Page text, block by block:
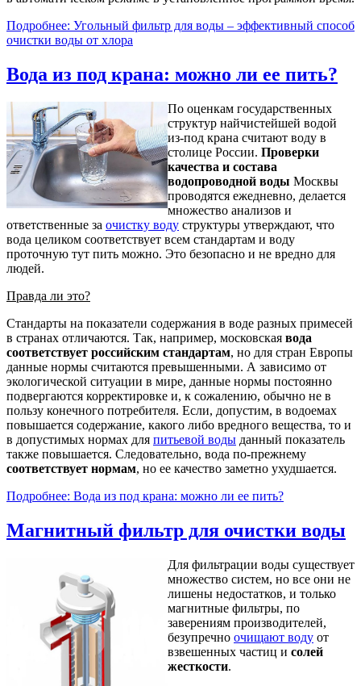
Подробнее: Угольный фильтр для воды – эффективный способ
очистки воды от хлора
Вода из под крана: можно ли ее пить?
По оценкам государственных
структур найчистейшей водой
из-под крана считают воду в
столице России. Проверки
качества и состава
водопроводной воды Москвы
проводятся ежедневно, делается
множество анализов и
ответственные за очистку воду структуры утверждают, что
вода целиком соответствует всем стандартам и воду
проточную тут пить можно. Это безопасно и не вредно для
людей.
Правда ли это?
Стандарты на показатели содержания в воде разных примесей
в странах отличаются. Так, например, московская вода
соответствует российским стандартам, но для стран Европы
данные нормы считаются превышенными. А зависимо от
экологической ситуации в мире, данные нормы постоянно
подвергаются корректировке и, к сожалению, обычно не в
пользу конечного потребителя. Если, допустим, в водоемах
повышается содержание, какого либо вредного вещества, то и
в допустимых нормах для питьевой воды данный показатель
также повышается. Следовательно, вода по-прежнему
соответствует нормам, но ее качество заметно ухудшается.
Подробнее: Вода из под крана: можно ли ее пить?
Магнитный фильтр для очистки воды
Для фильтрации воды существует
множество систем, но все они не
лишены недостатков, и только
магнитные фильтры, по
заверениям производителей,
безупречно очищают воду от
взвешенных частиц и солей
жесткости.